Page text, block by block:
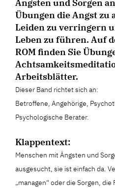
Ängsten und Sorgen
Übungen die Angst zu
Leiden zu verringern
Leben zu führen. Auf
ROM finden Sie
Arbeitsblätter.
Dieser Band richtet sich an:
Betroffene, Angehörige,
Psychologische Berater.
Klappentext:
Menschen mit Ängsten und
ausgesucht, sie ist einfach da.
„managen“ oder die Sorgen, die